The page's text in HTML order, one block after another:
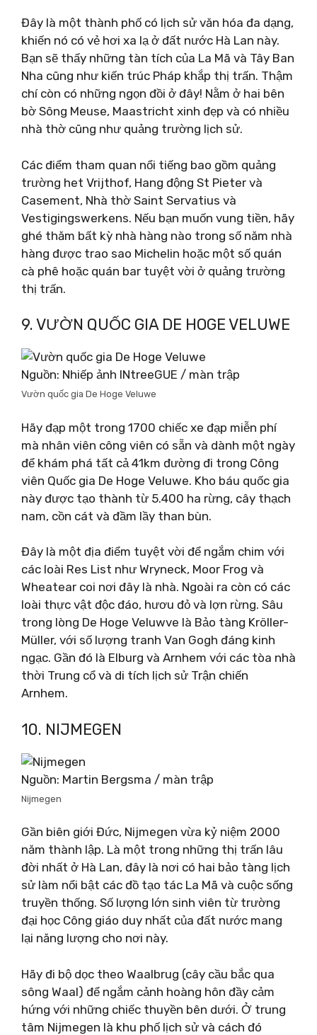
Đây là một thành phố có lịch sử văn hóa đa dạng,
khiến nó có vẻ hơi xa lạ ở đất nước Hà Lan này.
Bạn sẽ thấy những tàn tích của La Mã và Tây Ban
Nha cũng như kiến ​​trúc Pháp khắp thị trấn. Thậm
chí còn có những ngọn đồi ở đây! Nằm ở hai bên
bờ Sông Meuse, Maastricht xinh đẹp và có nhiều
nhà thờ cũng như quảng trường lịch sử.
Các điểm tham quan nổi tiếng bao gồm quảng
trường het Vrijthof, Hang động St Pieter và
Casement, Nhà thờ Saint Servatius và
Vestigingswerkens. Nếu bạn muốn vung tiền, hãy
ghé thăm bất kỳ nhà hàng nào trong số năm nhà
hàng được trao sao Michelin hoặc một số quán
cà phê hoặc quán bar tuyệt vời ở quảng trường
thị trấn.
9. VƯỜN QUỐC GIA DE HOGE VELUWE
Nguồn: Nhiếp ảnh INtreeGUE / màn trập
Vườn quốc gia De Hoge Veluwe
Hãy đạp một trong 1700 chiếc xe đạp miễn phí
mà nhân viên công viên có sẵn và dành một ngày
để khám phá tất cả 41km đường đi trong Công
viên Quốc gia De Hoge Veluwe. Kho báu quốc gia
này được tạo thành từ 5.400 ha rừng, cây thạch
nam, cồn cát và đầm lầy than bùn.
Đây là một địa điểm tuyệt vời để ngắm chim với
các loài Res List như Wryneck, Moor Frog và
Wheatear coi nơi đây là nhà. Ngoài ra còn có các
loài thực vật độc đáo, hươu đỏ và lợn rừng. Sâu
trong lòng De Hoge Veluwve là Bảo tàng Kröller-
Müller, với số lượng tranh Van Gogh đáng kinh
ngạc. Gần đó là Elburg và Arnhem với các tòa nhà
thời Trung cổ và di tích lịch sử Trận chiến
Arnhem.
10. NIJMEGEN
Nguồn: Martin Bergsma / màn trập
Nijmegen
Gần biên giới Đức, Nijmegen vừa kỷ niệm 2000
năm thành lập. Là một trong những thị trấn lâu
đời nhất ở Hà Lan, đây là nơi có hai bảo tàng lịch
sử làm nổi bật các đồ tạo tác La Mã và cuộc sống
truyền thống. Số lượng lớn sinh viên từ trường
đại học Công giáo duy nhất của đất nước mang
lại năng lượng cho nơi này.
Hãy đi bộ dọc theo Waalbrug (cây cầu bắc qua
sông Waal) để ngắm cảnh hoàng hôn đầy cảm
hứng với những chiếc thuyền bên dưới. Ở trung
tâm Nijmegen là khu phố lịch sử và cách đó